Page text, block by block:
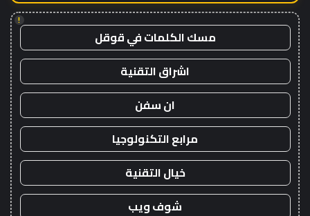
!
مسك الكلمات في قوقل
اشراق التقنية
ان سفن
مرابع التكنولوجيا
خيال التقنية
شوف ويب